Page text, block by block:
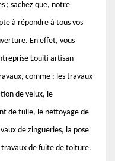
; sachez que, notre
à répondre à tous vos
En effet, vous
Louiti artisan
comme : les travaux
de velux, le
de tuile, le nettoyage de
de zingueries, la pose
de fuite de toiture.